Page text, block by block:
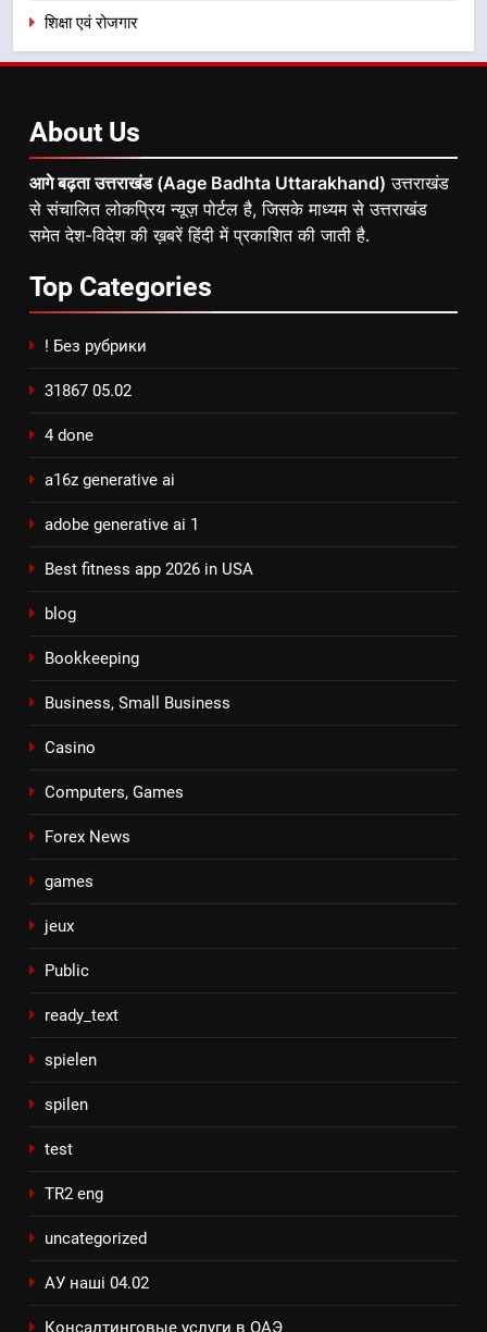
शिक्षा एवं रोजगार
About Us
आगे बढ़ता उत्तराखंड (Aage Badhta Uttarakhand) उत्तराखंड
से संचालित लोकप्रिय न्यूज़ पोर्टल है, जिसके माध्यम से उत्तराखंड
समेत देश-विदेश की ख़बरें हिंदी में प्रकाशित की जाती है.
Top Categories
! Без рубрики
31867 05.02
4 done
a16z generative ai
adobe generative ai 1
Best fitness app 2026 in USA
blog
Bookkeeping
Business, Small Business
Casino
Computers, Games
Forex News
games
jeux
Public
ready_text
spielen
spilen
test
TR2 eng
uncategorized
АУ наші 04.02
Консалтинговые услуги в ОАЭ